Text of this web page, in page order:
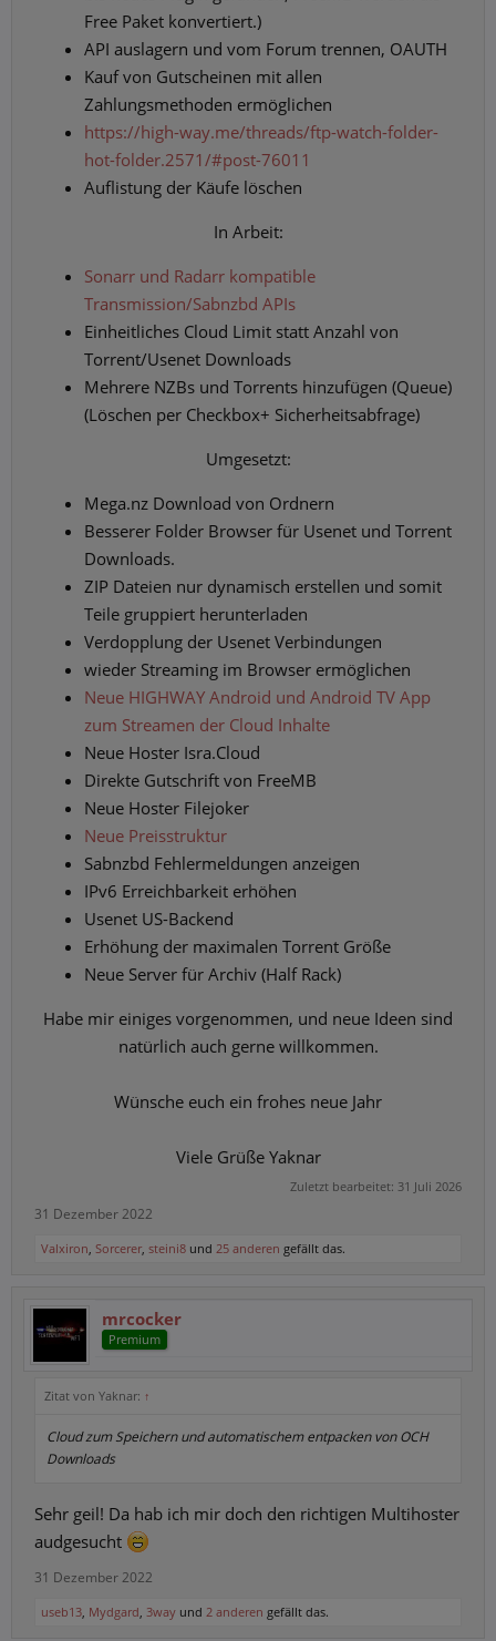
Free Paket konvertiert.)
API auslagern und vom Forum trennen, OAUTH
Kauf von Gutscheinen mit allen
Zahlungsmethoden ermöglichen
https://high-way.me/threads/ftp-watch-folder-
hot-folder.2571/#post-76011
Auflistung der Käufe löschen
In Arbeit:​
Sonarr und Radarr kompatible
Transmission/Sabnzbd APIs
Einheitliches Cloud Limit statt Anzahl von
Torrent/Usenet Downloads
Mehrere NZBs und Torrents hinzufügen (Queue)
(Löschen per Checkbox+ Sicherheitsabfrage)
Umgesetzt:​
Mega.nz Download von Ordnern
Besserer Folder Browser für Usenet und Torrent
Downloads.
ZIP Dateien nur dynamisch erstellen und somit
Teile gruppiert herunterladen
Verdopplung der Usenet Verbindungen
wieder Streaming im Browser ermöglichen
Neue HIGHWAY Android und Android TV App
zum Streamen der Cloud Inhalte
Neue Hoster Isra.Cloud
Direkte Gutschrift von FreeMB
Neue Hoster Filejoker
Neue Preisstruktur
Sabnzbd Fehlermeldungen anzeigen
IPv6 Erreichbarkeit erhöhen
Usenet US-Backend
Erhöhung der maximalen Torrent Größe
Neue Server für Archiv (Half Rack)
Habe mir einiges vorgenommen, und neue Ideen sind
natürlich auch gerne willkommen.
Wünsche euch ein frohes neue Jahr
Viele Grüße Yaknar​
Zuletzt bearbeitet: 31 Juli 2026
31 Dezember 2022
Valxiron, Sorcerer, steini8 und 25 anderen gefällt das.
mrcocker
Premium
Zitat von Yaknar: ↑
Cloud zum Speichern und automatischem entpacken von OCH
Downloads
Sehr geil! Da hab ich mir doch den richtigen Multihoster
audgesucht
31 Dezember 2022
useb13, Mydgard, 3way und 2 anderen gefällt das.